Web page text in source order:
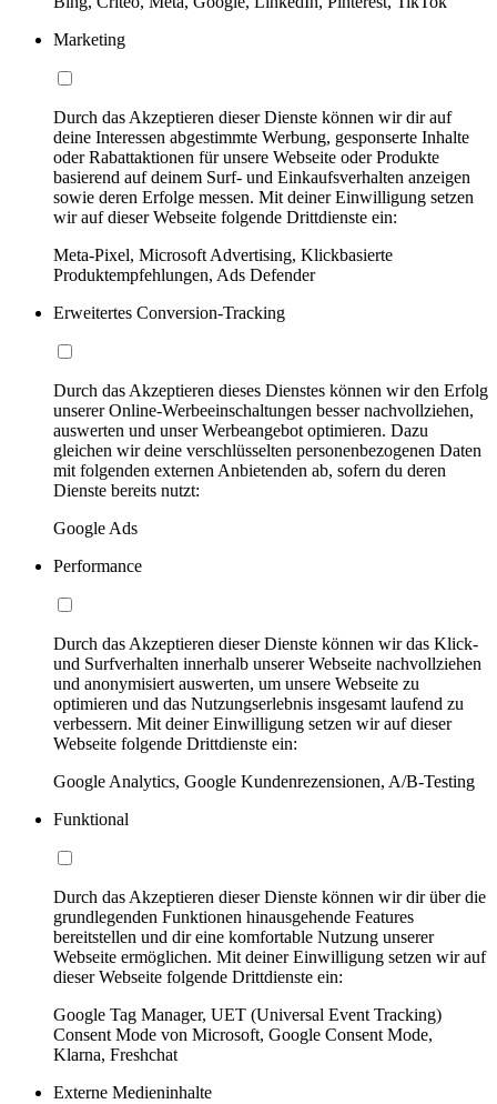
Marketing
Durch das Akzeptieren dieser Dienste können wir dir auf
deine Interessen abgestimmte Werbung, gesponserte Inhalte
oder Rabattaktionen für unsere Webseite oder Produkte
basierend auf deinem Surf- und Einkaufsverhalten anzeigen
sowie deren Erfolge messen. Mit deiner Einwilligung setzen
wir auf dieser Webseite folgende Drittdienste ein:
Meta-Pixel, Microsoft Advertising, Klickbasierte
Produktempfehlungen, Ads Defender
Erweitertes Conversion-Tracking
Durch das Akzeptieren dieses Dienstes können wir den Erfolg
unserer Online-Werbeeinschaltungen besser nachvollziehen,
auswerten und unser Werbeangebot optimieren. Dazu
gleichen wir deine verschlüsselten personenbezogenen Daten
mit folgenden externen Anbietenden ab, sofern du deren
Dienste bereits nutzt:
Google Ads
Performance
Durch das Akzeptieren dieser Dienste können wir das Klick-
und Surfverhalten innerhalb unserer Webseite nachvollziehen
und anonymisiert auswerten, um unsere Webseite zu
optimieren und das Nutzungserlebnis insgesamt laufend zu
verbessern. Mit deiner Einwilligung setzen wir auf dieser
Webseite folgende Drittdienste ein:
Google Analytics, Google Kundenrezensionen, A/B-Testing
Funktional
Durch das Akzeptieren dieser Dienste können wir dir über die
grundlegenden Funktionen hinausgehende Features
bereitstellen und dir eine komfortable Nutzung unserer
Webseite ermöglichen. Mit deiner Einwilligung setzen wir auf
dieser Webseite folgende Drittdienste ein:
Google Tag Manager, UET (Universal Event Tracking)
Consent Mode von Microsoft, Google Consent Mode,
Klarna, Freshchat
Externe Medieninhalte